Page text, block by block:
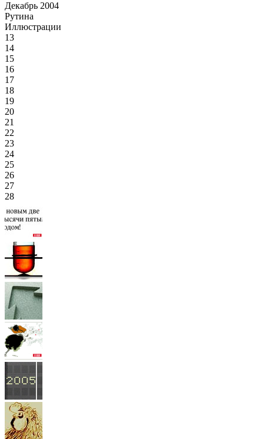
Декабрь 2004
Рутина
Иллюстрации
13
14
15
16
17
18
19
20
21
22
23
24
25
26
27
28